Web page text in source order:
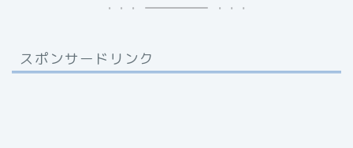
スポンサードリンク